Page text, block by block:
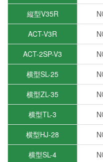
縦型V35R
ACT-V3R
ACT-2SP-V3
横型SL-25
横型ZL-35
横型TL-3
横型HJ-28
横型SL-4